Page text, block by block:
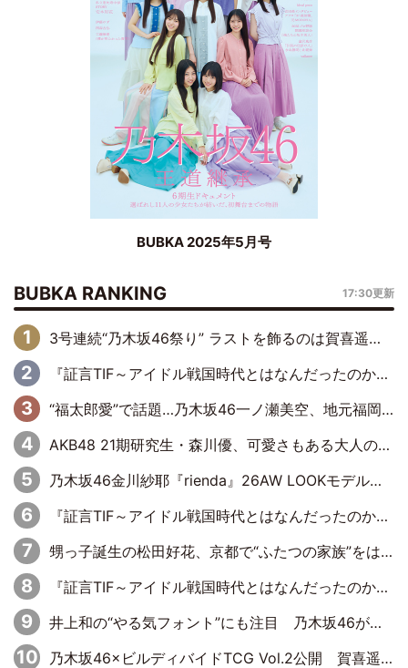
BUBKA 2025年5月号
BUBKA RANKING 17:30更新
3号連続“乃木坂46祭り” ラストを飾るのは賀喜遥香…5年ぶりの登場に「5年分大人になった私を見ていただけたら」
『証言TIF～アイドル戦国時代とはなんだったのか～』第6回：でんぱ組.inc・古川未鈴×相沢梨紗「『ハロプロやりたかったな』って言ったら、夢眠ねむさんに『てめえはでんぱ組．incなんだよ！』って肩パンされて(笑)」
“福太郎愛”で話題…乃木坂46一ノ瀬美空、地元福岡『めんべい25周年トップサポーター』に就任
AKB48 21期研究生・森川優、可愛さもある大人の女性に
乃木坂46金川紗耶『rienda』26AW LOOKモデルに就任
『証言TIF～アイドル戦国時代とはなんだったのか～』第11回：私立恵比寿中学・真山りか×安本彩花「TIFで10年ぶりのキョンシーメイクをしたら、場を完全に引かせてしまって。時代が変わったんだなって」
甥っ子誕生の松田好花、京都で“ふたつの家族”をはしご！ “母”黒谷友香に見送られ、“父”松岡昌宏とはハシゴ酒
『証言TIF～アイドル戦国時代とはなんだったのか～』第10回：さくら学院・武藤彩未×飯田らうら「正直、中3で辞めるというのを信じてなくて。そう言われてはいたけど、嘘でしょって」
井上和の“やる気フォント”にも注目 乃木坂46が挑んだ書道パフォーマンスの舞台裏
乃木坂46×ビルディバイドTCG Vol.2公開 賀喜遥香＆田村真佑が『京まふ』ステージに登壇